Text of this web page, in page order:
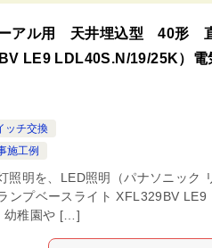
ーアル用 天井埋込型 40形
LE9 LDL40S.N/19/25K）電
ッチ交換
施工例
照明を、LED照明（パナソニック
ンプベースライト XFL329BV LE9
幼稚園や […]